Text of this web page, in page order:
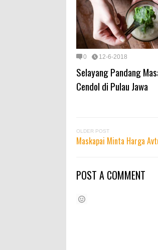
0 12-6-2018
Selayang Pandang
Cendol di Pulau Jawa
OLDER POST
Maskapai Minta Harga
POST A COMMENT